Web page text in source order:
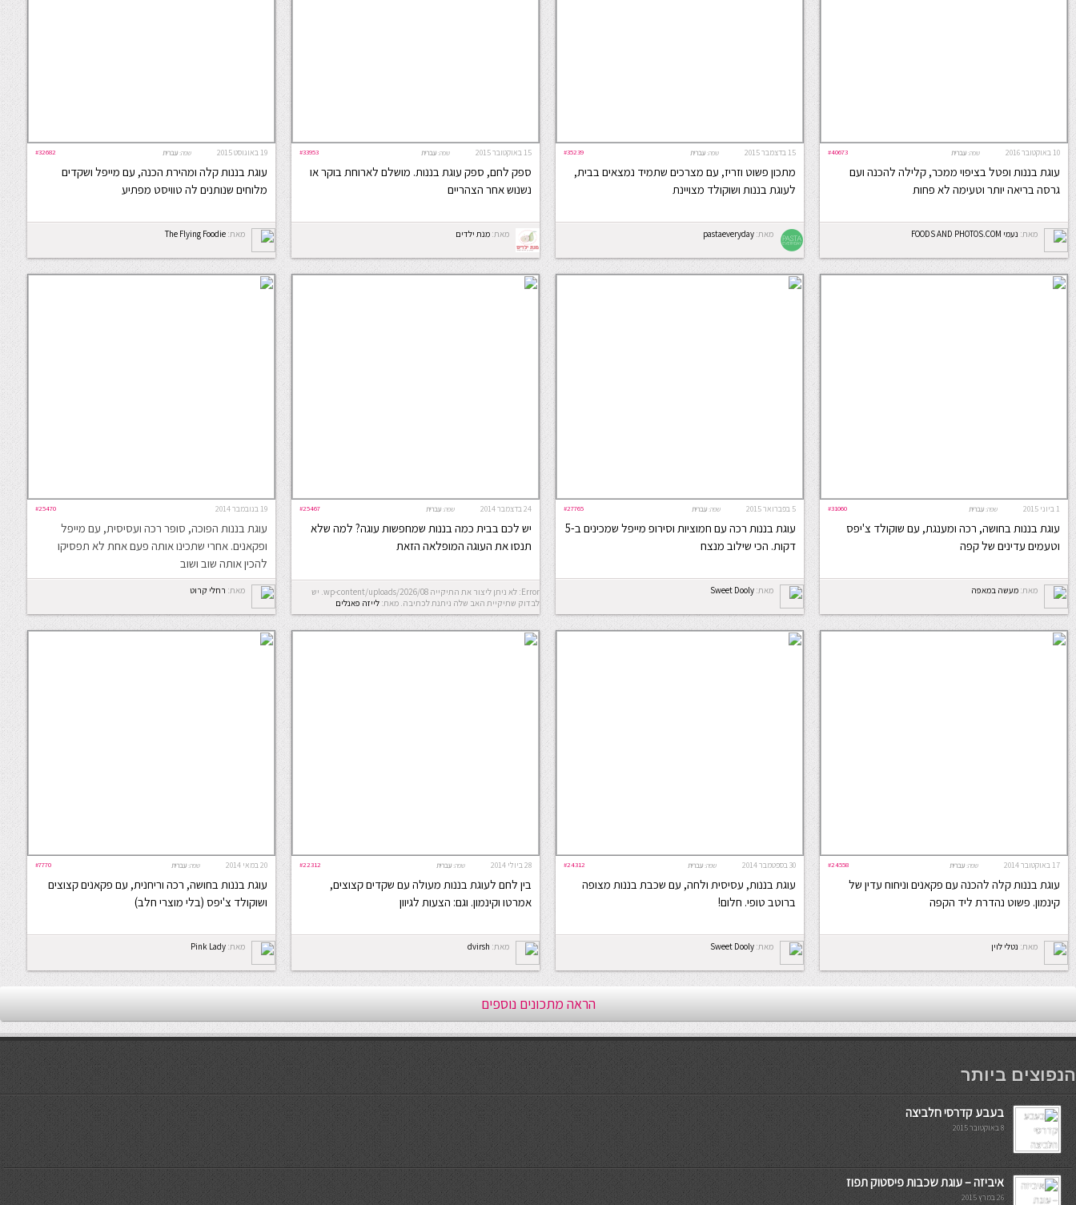
10 באוקטובר 2016 #40673 שפה: עברית
עוגת בננות ופטל בציפוי ממכר, קלילה להכנה ועם
גרסה בריאה יותר וטעימה לא פחות
מאת: נעמי FOODS AND PHOTOS.COM
15 בדצמבר 2015 #35239 שפה: עברית
מתכון פשוט וזריז, עם מצרכים שתמיד נמצאים בבית,
לעוגת בננות ושוקולד מצויינת
מאת: pastaeveryday
15 באוקטובר 2015 #33953 שפה: עברית
ספק לחם, ספק עוגת בננות. מושלם לארוחת בוקר או
נשנוש אחר הצהריים
מאת: מנת ילדים
19 באוגוסט 2015 #32682 שפה: עברית
עוגת בננות קלה ומהירת הכנה, עם מייפל ושקדים
מלוחים שנותנים לה טוויסט מפתיע
מאת: The Flying Foodie
1 ביוני 2015 #31060 שפה: עברית
עוגת בננות בחושה, רכה ומענגת, עם שוקולד צ'יפס
וטעמים עדינים של קפה
מאת: מעשה במאפה
5 בפברואר 2015 #27765 שפה: עברית
עוגת בננות רכה עם חמוציות וסירופ מייפל שמכינים ב-5
דקות. הכי שילוב מנצח
מאת: Sweet Dooly
24 בדצמבר 2014 #25467 שפה: עברית
יש לכם בבית כמה בננות שמחפשות עוגה? למה שלא
תנסו את העוגה המופלאה הזאת
Error: לא ניתן ליצור את התיקייה wp-content/uploads/2026/08. יש
לבדוק שתיקיית האב שלה ניתנת לכתיבה. מאת: לייזה פאנלים
19 בנובמבר 2014 #25470
עוגת בננות הפוכה, סופר רכה ועסיסית, עם מייפל
ופקאנים. אחרי שתכינו אותה פעם אחת לא תפסיקו
להכין אותה שוב ושוב
מאת: רחלי קרוט
17 באוקטובר 2014 #24558 שפה: עברית
עוגת בננות קלה להכנה עם פקאנים וניחוח עדין של
קינמון. פשוט נהדרת ליד הקפה
מאת: נטלי לוין
30 בספטמבר 2014 #24312 שפה: עברית
עוגת בננות, עסיסית ולחה, עם שכבת בננות מצופה
ברוטב טופי. חלום!
מאת: Sweet Dooly
28 ביולי 2014 #22312 שפה: עברית
בין לחם לעוגת בננות מעולה עם שקדים קצוצים,
אמרטו וקינמון. וגם: הצעות לגיוון
מאת: dvirsh
20 במאי 2014 #7770 שפה: עברית
עוגת בננות בחושה, רכה וריחנית, עם פקאנים קצוצים
ושוקולד צ'יפס (בלי מוצרי חלב)
מאת: Pink Lady
הראה מתכונים נוספים
мостбет кг
הנפוצים ביותר
בעבע קדרסי חלביצה
8 באוקטובר 2015
איביזה – עוגת שכבות פיסטוק תפוז
26 במרץ 2015